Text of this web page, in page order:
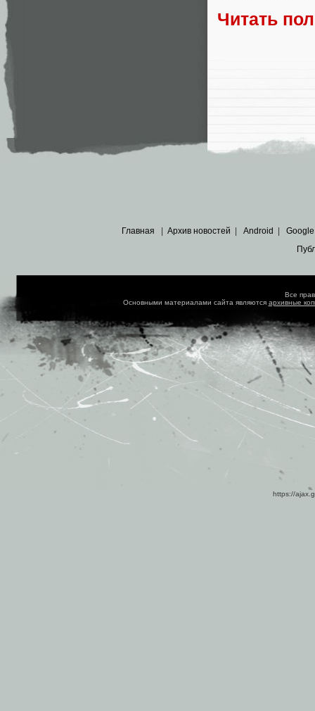
Читать
Главная Архив новостей Android Google
Все
Основными материалами сайта являются архивные
https://